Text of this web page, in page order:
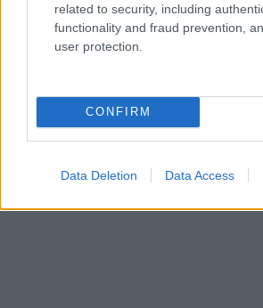
related to security, including
functionality and fraud prevention,
user protection.
CONFIRM
Data Deletion Data Access
12. ΥΑ ΚΕΓεδώ
13. ΥΑ ΠΕΡΙΦΕΡΕΙΕΣ
15. ΥΑ ΔΙΕΥΘΥΝΣΕΙΣεδώ